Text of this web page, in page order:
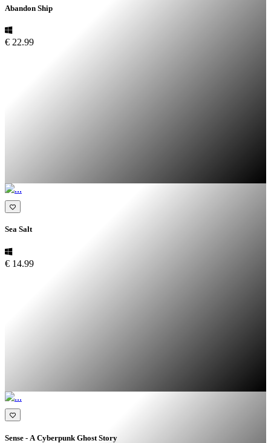
Abandon Ship
€ 22.99
Sea Salt
€ 14.99
Sense - A Cyberpunk Ghost Story